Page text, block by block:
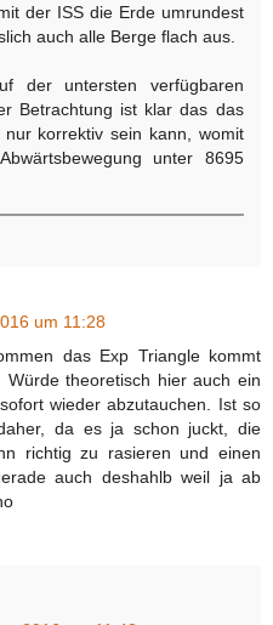
der ISS die Erde umrundest
auch alle Berge flach aus.
der untersten verfügbaren
Betrachtung ist klar das das
korrektiv sein kann, womit
unter 8695
um 11:28
das Exp Triangle kommt
Würde theoretisch hier auch ein
wieder abzutauchen. Ist so
da es ja schon juckt, die
richtig zu rasieren und einen
auch deshahlb weil ja ab